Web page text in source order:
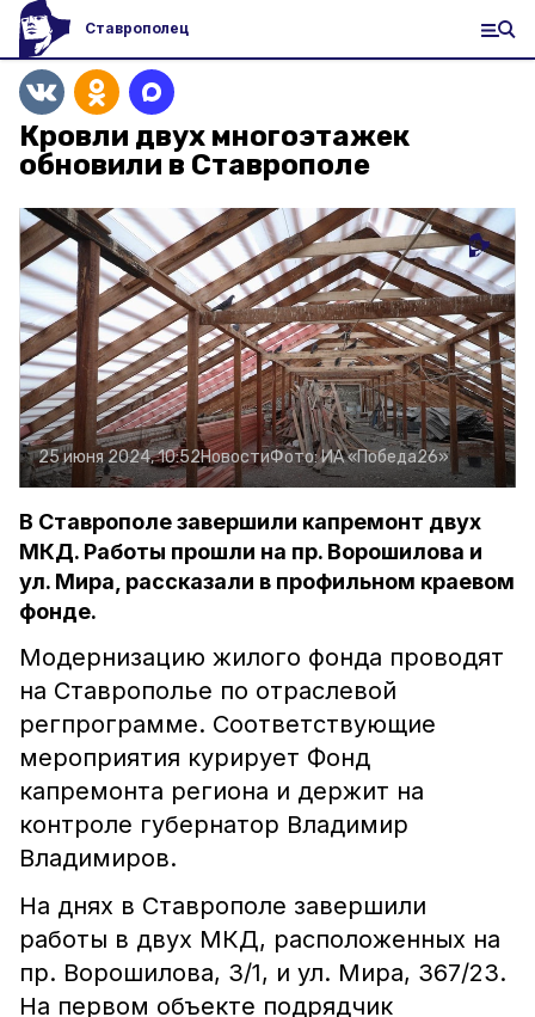
Ставрополец
Кровли двух многоэтажек
обновили в Ставрополе
25 июня 2024, 10:52НовостиФото:ИА «Победа26»
В Ставрополе завершили капремонт двух
МКД. Работы прошли на пр. Ворошилова и
ул. Мира, рассказали в профильном краевом
фонде.
Модернизацию жилого фонда проводят
на Ставрополье по отраслевой
регпрограмме. Соответствующие
мероприятия курирует Фонд
капремонта региона и держит на
контроле губернатор Владимир
Владимиров.
На днях в Ставрополе завершили
работы в двух МКД, расположенных на
пр. Ворошилова, 3/1, и ул. Мира, 367/23.
На первом объекте подрядчик